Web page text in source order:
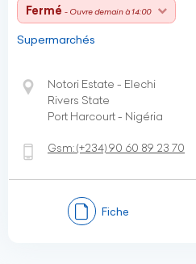
Fermé - Ouvre demain à 14:00
Supermarchés
Notori Estate - Elechi
Rivers State
Port Harcourt - Nigéria
Gsm:(+234)90 60 89 23 70
Fiche